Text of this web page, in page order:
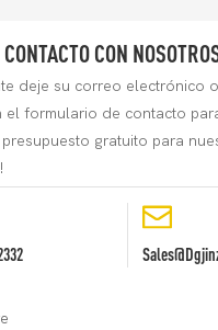
CON
deje su correo electrónico
el formulario de contacto
gratuito para